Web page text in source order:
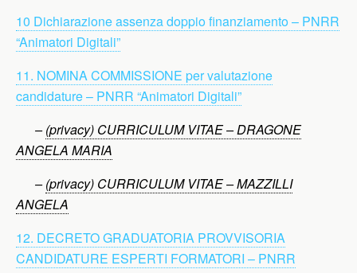
10 Dichiarazione assenza doppio finanziamento – PNRR
“Animatori Digitali”
11. NOMINA COMMISSIONE per valutazione
candidature – PNRR “Animatori Digitali”
–(privacy) CURRICULUM VITAE – DRAGONE
ANGELA MARIA
–(privacy) CURRICULUM VITAE – MAZZILLI
ANGELA
12. DECRETO GRADUATORIA PROVVISORIA
CANDIDATURE ESPERTI FORMATORI – PNRR